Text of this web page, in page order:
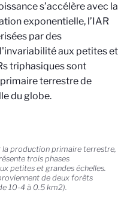
s’accélère avec la
exponentielle, l’IAR
par des
aux petites et
triphasiques sont
terrestre de
du globe.
la production primaire terrestre,
trois phases
petites et grandes échelles.
de deux forêts
10-4 à 0.5 km2).